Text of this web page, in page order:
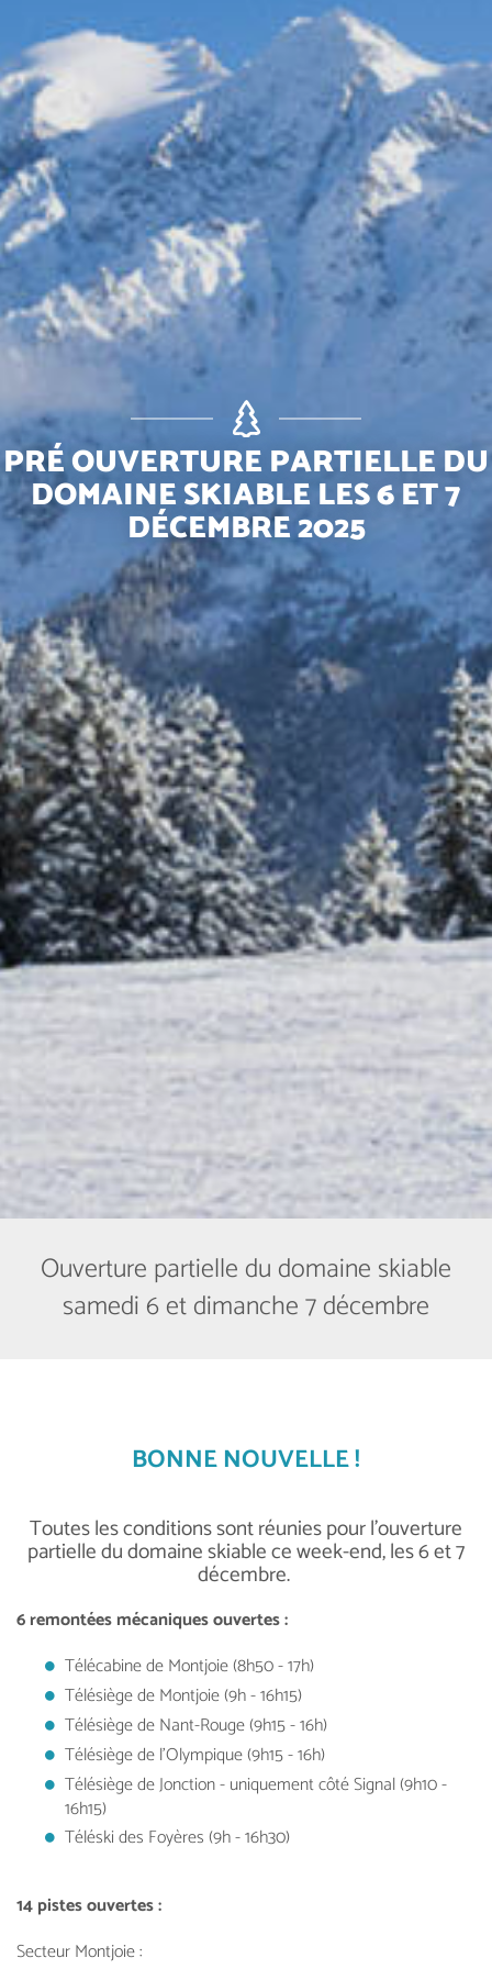
PRÉ OUVERTURE PARTIELLE DU
DOMAINE SKIABLE LES 6 ET 7
DÉCEMBRE 2025
Ouverture partielle du domaine skiable
samedi 6 et dimanche 7 décembre
BONNE NOUVELLE !
Toutes les conditions sont réunies pour l'ouverture
partielle du domaine skiable ce week-end, les 6 et 7
décembre.
6 remontées mécaniques ouvertes :
Télécabine de Montjoie (8h50 - 17h)
Télésiège de Montjoie (9h - 16h15)
Télésiège de Nant-Rouge (9h15 - 16h)
Télésiège de l’Olympique (9h15 - 16h)
Télésiège de Jonction - uniquement côté Signal (9h10 -
16h15)
Téléski des Foyères (9h - 16h30)
14 pistes ouvertes :
Secteur Montjoie :